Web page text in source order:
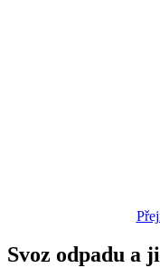
Svoz odpadu a